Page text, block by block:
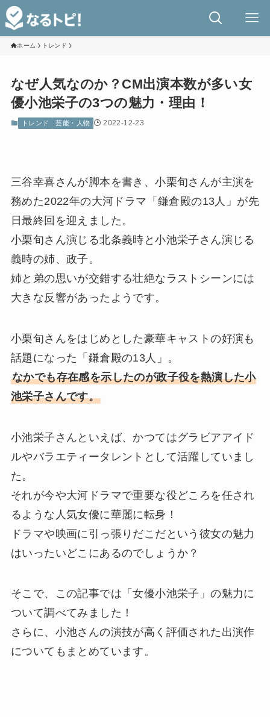
ホーム トレンド
なぜ人気なのか？CM出演本数が多い女
優小池栄子の3つの魅力・理由！
トレンド 芸能・人物 2022-12-23
三谷幸喜さんが脚本を書き、小栗旬さんが主演を
務めた2022年の大河ドラマ「鎌倉殿の13人」が先
日最終回を迎えました。
小栗旬さん演じる北条義時と小池栄子さん演じる
義時の姉、政子。
姉と弟の思いが交錯する壮絶なラストシーンには
大きな反響があったようです。
小栗旬さんをはじめとした豪華キャストの好演も
話題になった「鎌倉殿の13人」。
なかでも存在感を示したのが政子役を熱演した小
池栄子さんです。
小池栄子さんといえば、かつてはグラビアアイド
ルやバラエティータレントとして活躍していまし
た。
それが今や大河ドラマで重要な役どころを任され
るような人気女優に華麗に転身！
ドラマや映画に引っ張りだこだという彼女の魅力
はいったいどこにあるのでしょうか？
そこで、この記事では「女優小池栄子」の魅力に
ついて調べてみました！
さらに、小池さんの演技が高く評価された出演作
についてもまとめています。